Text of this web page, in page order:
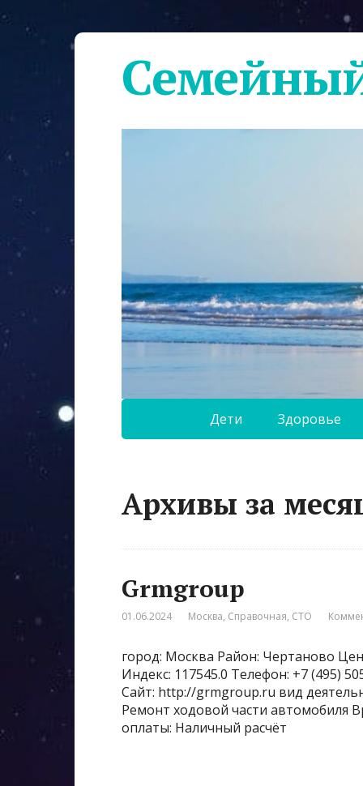
Дети Здоровье
Архивы за
Grmgroup
01.06.2024 Москва, Справочная, СТО
город: Москва Район: Чертаново
Индекс: 117545.0 Телефон: +7 (495)
Сайт: http://grmgroup.ru вид
Ремонт ходовой части автомобиля
оплаты: Наличный расчёт